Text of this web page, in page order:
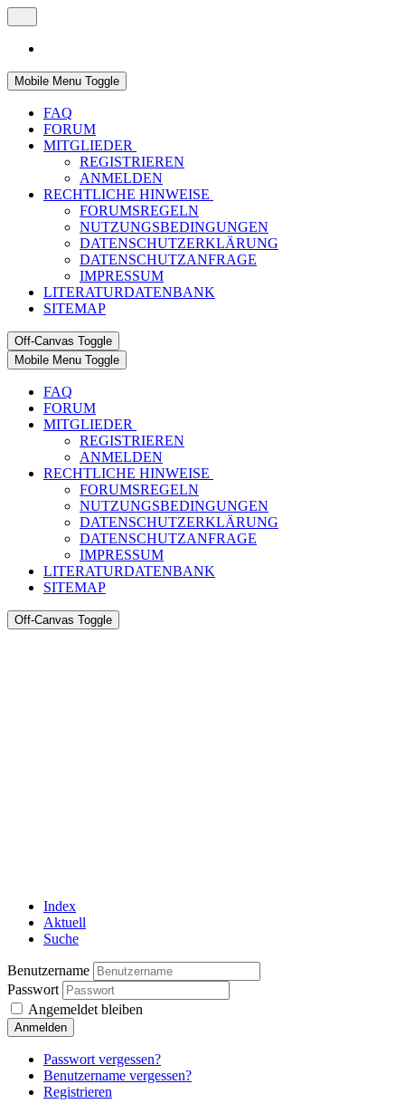
Mobile Menu Toggle
FAQ
FORUM
MITGLIEDER
REGISTRIEREN
ANMELDEN
RECHTLICHE HINWEISE
FORUMSREGELN
NUTZUNGSBEDINGUNGEN
DATENSCHUTZERKLÄRUNG
DATENSCHUTZANFRAGE
IMPRESSUM
LITERATURDATENBANK
SITEMAP
Off-Canvas Toggle
Mobile Menu Toggle
FAQ
FORUM
MITGLIEDER
REGISTRIEREN
ANMELDEN
RECHTLICHE HINWEISE
FORUMSREGELN
NUTZUNGSBEDINGUNGEN
DATENSCHUTZERKLÄRUNG
DATENSCHUTZANFRAGE
IMPRESSUM
LITERATURDATENBANK
SITEMAP
Off-Canvas Toggle
Index
Aktuell
Suche
Benutzername
Passwort
Angemeldet bleiben
Anmelden
Passwort vergessen?
Benutzername vergessen?
Registrieren